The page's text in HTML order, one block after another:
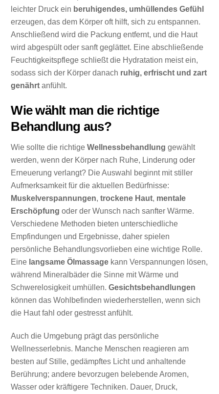
leichter Druck ein beruhigendes, umhüllendes Gefühl
erzeugen, das dem Körper oft hilft, sich zu entspannen.
Anschließend wird die Packung entfernt, und die Haut
wird abgespült oder sanft geglättet. Eine abschließende
Feuchtigkeitspflege schließt die Hydratation meist ein,
sodass sich der Körper danach ruhig, erfrischt und zart
genährt anfühlt.
Wie wählt man die richtige
Behandlung aus?
Wie sollte die richtigeWellnessbehandlung gewählt
werden, wenn der Körper nach Ruhe, Linderung oder
Erneuerung verlangt? Die Auswahl beginnt mit stiller
Aufmerksamkeit für die aktuellen Bedürfnisse:
Muskelverspannungen,trockene Haut, mentale
Erschöpfung oder der Wunsch nach sanfter Wärme.
Verschiedene Methoden bieten unterschiedliche
Empfindungen und Ergebnisse, daher spielen
persönliche Behandlungsvorlieben eine wichtige Rolle.
Eine langsame Ölmassage kann Verspannungen lösen,
während Mineralbäder die Sinne mit Wärme und
Schwerelosigkeit umhüllen.Gesichtsbehandlungen
können das Wohlbefinden wiederherstellen, wenn sich
die Haut fahl oder gestresst anfühlt.
Auch die Umgebung prägt das persönliche
Wellnesserlebnis. Manche Menschen reagieren am
besten auf Stille, gedämpftes Licht und anhaltende
Berührung; andere bevorzugen belebende Aromen,
Wasser oder kräftigere Techniken. Dauer, Druck,